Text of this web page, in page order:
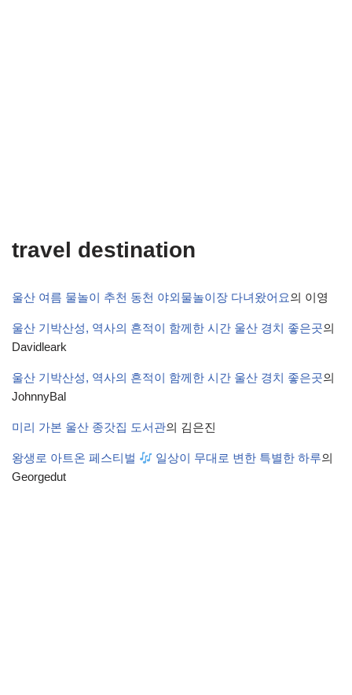
travel destination
울산 여름 물놀이 추천 동천 야외물놀이장 다녀왔어요의 이영
울산 기박산성, 역사의 흔적이 함께한 시간 울산 경치 좋은곳의
Davidleark
울산 기박산성, 역사의 흔적이 함께한 시간 울산 경치 좋은곳의
JohnnyBal
미리 가본 울산 종갓집 도서관의 김은진
왕생로 아트온 페스티벌 일상이 무대로 변한 특별한 하루의
Georgedut